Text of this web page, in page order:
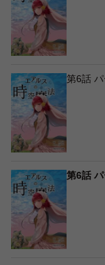
第6話
第6話